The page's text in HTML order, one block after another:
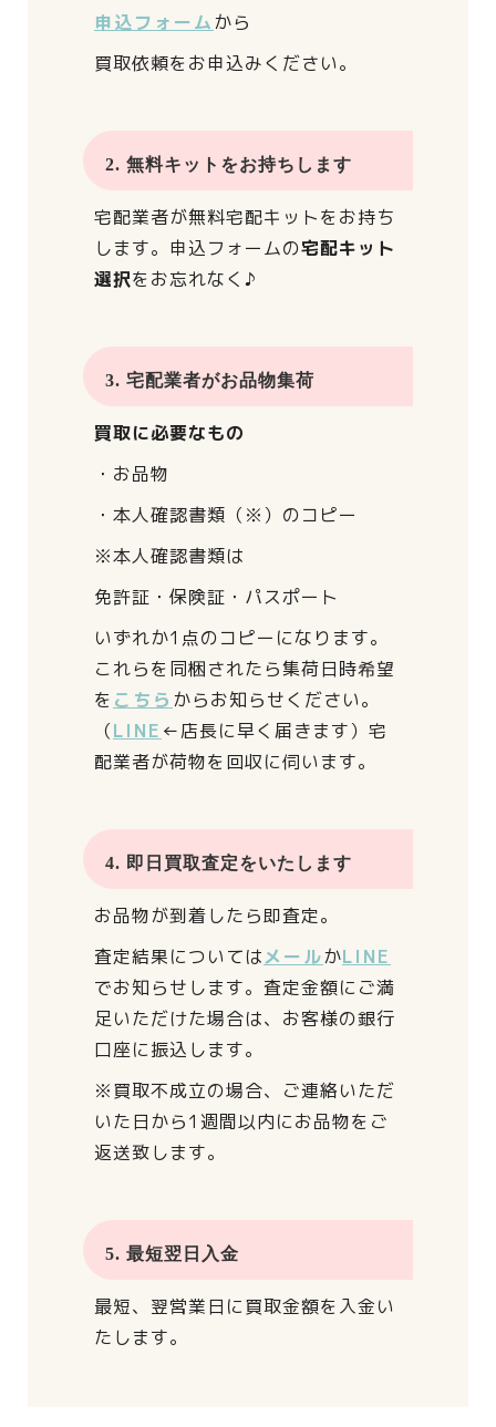
申込フォームから
買取依頼をお申込みください。
2. 無料キットをお持ちします
宅配業者が無料宅配キットをお持ち
します。 申込フォームの宅配キット
選択をお忘れなく♪
3. 宅配業者がお品物集荷
買取に必要なもの
・お品物
・本人確認書類（※）のコピー
※本人確認書類は
免許証・保険証・パスポート
いずれか1点のコピーになります。
これらを同梱されたら集荷日時希望
を こちら からお知らせください。
（LINE ←店長に早く届きます） 宅
配業者が荷物を回収に伺います。
4. 即日買取査定をいたします
お品物が到着したら即査定。
査定結果についてはメールかLINE
でお知らせします。 査定金額にご満
足いただけた場合は、 お客様の銀行
口座に振込します。
※買取不成立の場合、 ご連絡いただ
いた日から1週間以内にお品物をご
返送致します。
5. 最短翌日入金
最短、翌営業日に買取金額を入金い
たします。